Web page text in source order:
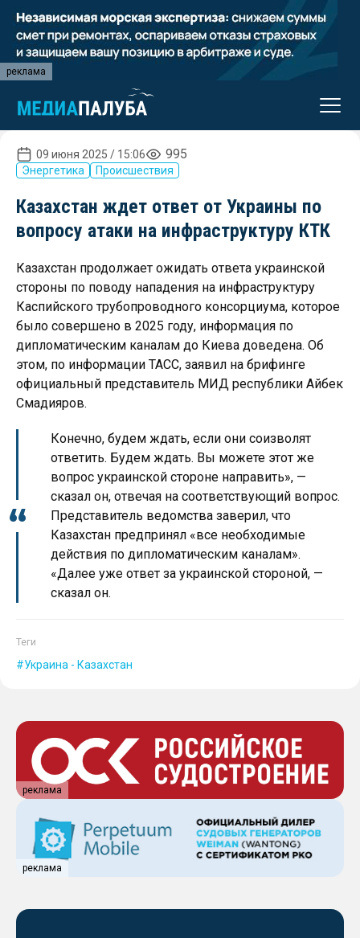
реклама
09 июня 2025 / 15:06 995
Энергетика Происшествия
Казахстан ждет ответ от Украины по
вопросу атаки на инфраструктуру КТК
Казахстан продолжает ожидать ответа украинской
стороны по поводу нападения на инфраструктуру
Каспийского трубопроводного консорциума, которое
было совершено в 2025 году, информация по
дипломатическим каналам до Киева доведена. Об
этом, по информации ТАСС, заявил на брифинге
официальный представитель МИД республики Айбек
Смадияров.
Конечно, будем ждать, если они соизволят
ответить. Будем ждать. Вы можете этот же
вопрос украинской стороне направить», —
сказал он, отвечая на соответствующий вопрос.
Представитель ведомства заверил, что
Казахстан предпринял «все необходимые
действия по дипломатическим каналам».
«Далее уже ответ за украинской стороной, —
сказал он.
Теги
Украина - Казахстан
реклама
реклама